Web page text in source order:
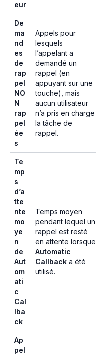
eur
De
ma
nd
es
de
rap
pel
NO
N
rap
pel
ée
s
Appels pour
lesquels
l’appelant a
demandé un
rappel (en
appuyant sur une
touche), mais
aucun utilisateur
n’a pris en charge
la tâche de
rappel.
Te
mp
s
d’a
tte
nte
mo
ye
n
de
Aut
om
ati
c
Cal
lba
ck
Temps moyen
pendant lequel un
rappel est resté
en attente lorsque
Automatic
Callback a été
utilisé.
Ap
pel